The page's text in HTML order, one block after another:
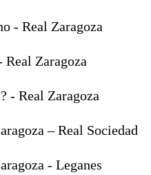
- Real Zaragoza
Real Zaragoza
- Real Zaragoza
– Real Sociedad
- Leganes